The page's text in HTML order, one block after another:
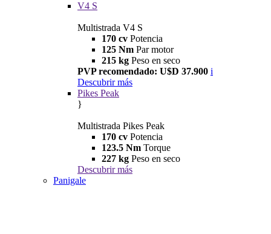
V4 S
Multistrada V4 S
170 cv Potencia
125 Nm Par motor
215 kg Peso en seco
PVP recomendado: U$D 37.900 i
Descubrir más
Pikes Peak
}
Multistrada Pikes Peak
170 cv Potencia
123.5 Nm Torque
227 kg Peso en seco
Descubrir más
Panigale